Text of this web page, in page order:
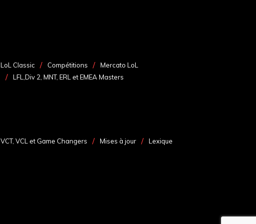
LoL Classic Compétitions
Mercato LoL
LFL,Div 2, MNT, ERL et EMEA Masters
VCT, VCL et Game Changers Mises à jour Lexique